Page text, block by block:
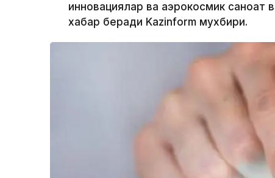
инновациялар ва аэрокосмик
хабар беради Kazinform мухбири.